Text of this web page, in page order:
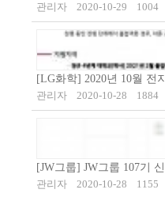
관리자
2020-10-29 1004
[LG화학] 2020년 10월 전
관리자
2020-10-28 1884
[JW그룹] JW그룹 107기
관리자
2020-10-28 1155